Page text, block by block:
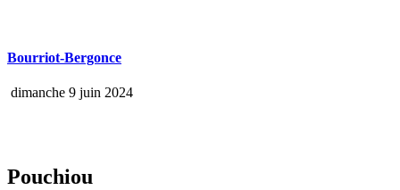
Bourriot-Bergonce
dimanche 9 juin 2024
Pouchiou